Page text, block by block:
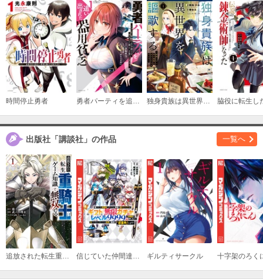
時間停止勇者 勇者パーティを追い出された器用貧乏 ～パーティ事情で付与術士をやっていた剣士、万能へと至る～ 独身貴族は異世界を謳歌する ～結婚しない男の優雅なおひとりさまライフ～
出版社「講談社」の作品 一覧へ
追放された転生重騎士はゲーム知識で無双する 信じていた仲間達にダンジョン奥地で殺されかけたがギフト『無限ガチャ』でレベル９９９９の仲間達を手に入れて元パーティーメンバーと世界に復讐＆『ざまぁ！』します！ ギルティサークル 十字架のろく